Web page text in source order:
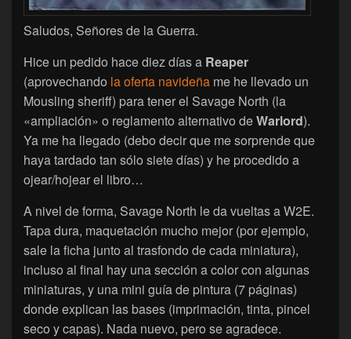
Saludos, Señores de la Guerra.
Hice un pedido hace diez días a Reaper
(aprovechando la oferta navideña me he llevado un
Mousling sheriff) para tener el Savage North (la
«ampliación» o reglamento alternativo deWarlord).
Ya me ha llegado (debo decir que me sorprende que
haya tardado tan sólo siete días) y he procedido a
ojear/hojear el libro…
A nivel de forma, Savage North le da vueltas a W2E.
Tapa dura, maquetación mucho mejor (por ejemplo,
sale la ficha junto al trasfondo de cada miniatura),
incluso al final hay una sección a color con algunas
miniaturas, y una mini guía de pintura (7 páginas)
donde explican las bases (imprimación, tinta, pincel
seco y capas). Nada nuevo, pero se agradece.